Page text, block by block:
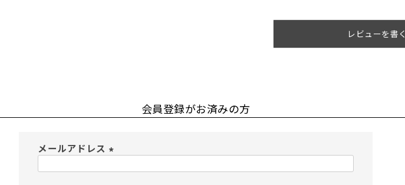
レビューを書く
会員登録がお済みの方
メールアドレス